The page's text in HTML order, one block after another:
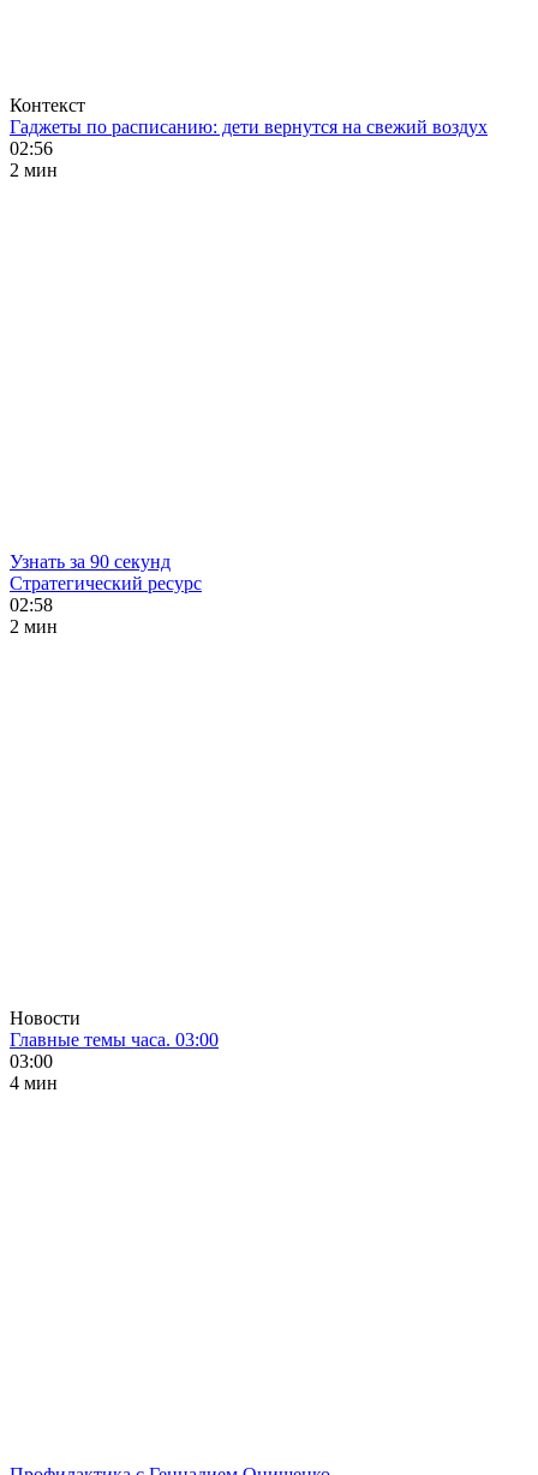
Контекст
Гаджеты по расписанию: дети вернутся на свежий воздух
02:56
2 мин
Узнать за 90 секунд
Стратегический ресурс
02:58
2 мин
Новости
Главные темы часа. 03:00
03:00
4 мин